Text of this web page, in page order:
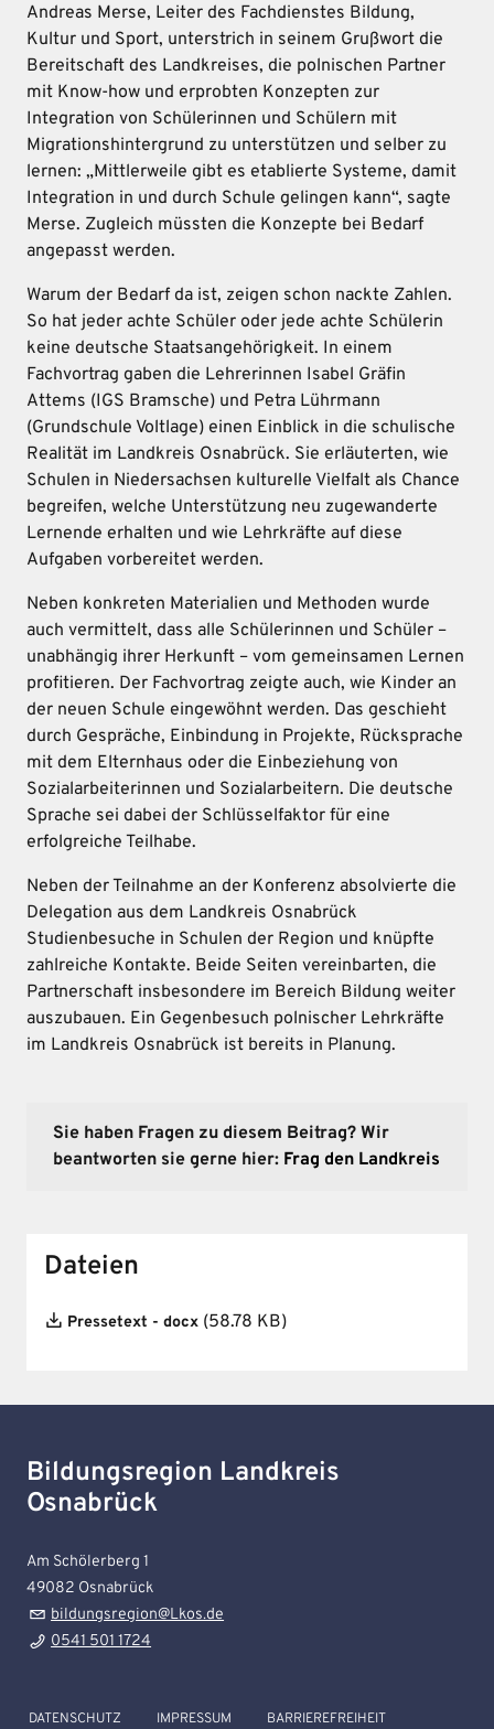
Andreas Merse, Leiter des Fachdienstes Bildung,
Kultur und Sport, unterstrich in seinem Grußwort die
Bereitschaft des Landkreises, die polnischen Partner
mit Know-how und erprobten Konzepten zur
Integration von Schülerinnen und Schülern mit
Migrationshintergrund zu unterstützen und selber zu
lernen: „Mittlerweile gibt es etablierte Systeme, damit
Integration in und durch Schule gelingen kann“, sagte
Merse. Zugleich müssten die Konzepte bei Bedarf
angepasst werden.
Warum der Bedarf da ist, zeigen schon nackte Zahlen.
So hat jeder achte Schüler oder jede achte Schülerin
keine deutsche Staatsangehörigkeit. In einem
Fachvortrag gaben die Lehrerinnen Isabel Gräfin
Attems (IGS Bramsche) und Petra Lührmann
(Grundschule Voltlage) einen Einblick in die schulische
Realität im Landkreis Osnabrück. Sie erläuterten, wie
Schulen in Niedersachsen kulturelle Vielfalt als Chance
begreifen, welche Unterstützung neu zugewanderte
Lernende erhalten und wie Lehrkräfte auf diese
Aufgaben vorbereitet werden.
Neben konkreten Materialien und Methoden wurde
auch vermittelt, dass alle Schülerinnen und Schüler –
unabhängig ihrer Herkunft – vom gemeinsamen Lernen
profitieren. Der Fachvortrag zeigte auch, wie Kinder an
der neuen Schule eingewöhnt werden. Das geschieht
durch Gespräche, Einbindung in Projekte, Rücksprache
mit dem Elternhaus oder die Einbeziehung von
Sozialarbeiterinnen und Sozialarbeitern. Die deutsche
Sprache sei dabei der Schlüsselfaktor für eine
erfolgreiche Teilhabe.
Neben der Teilnahme an der Konferenz absolvierte die
Delegation aus dem Landkreis Osnabrück
Studienbesuche in Schulen der Region und knüpfte
zahlreiche Kontakte. Beide Seiten vereinbarten, die
Partnerschaft insbesondere im Bereich Bildung weiter
auszubauen. Ein Gegenbesuch polnischer Lehrkräfte
im Landkreis Osnabrück ist bereits in Planung.
Sie haben Fragen zu diesem Beitrag? Wir
beantworten sie gerne hier: Frag den Landkreis
Dateien
File
Pressetext - docx (58.78 KB)
Bildungsregion Landkreis
Osnabrück
Am Schölerberg 1
49082 Osnabrück
bildungsregion@Lkos.de
0541 501 1724
DATENSCHUTZ IMPRESSUM BARRIEREFREIHEIT